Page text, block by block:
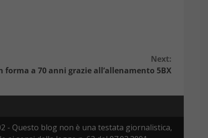
Next:
forma a 70 anni grazie all’allenamento 5BX
- Questo blog non è una testata giornalistica,